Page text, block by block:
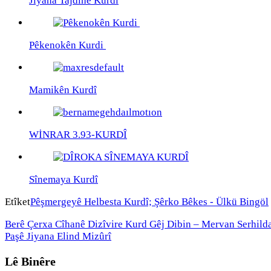
Pêkenokên Kurdi
Mamikên Kurdî
WİNRAR 3.93-KURDÎ
Sînemaya Kurdî
EtîketPêşmergeyê Helbesta Kurdî; Şêrko Bêkes - Ülkü Bingöl
Berê Çerxa Cîhanê Dizîvire Kurd Gêj Dibin – Mervan
Paşê Jiyana Elind Mizûrî
Lê Binêre